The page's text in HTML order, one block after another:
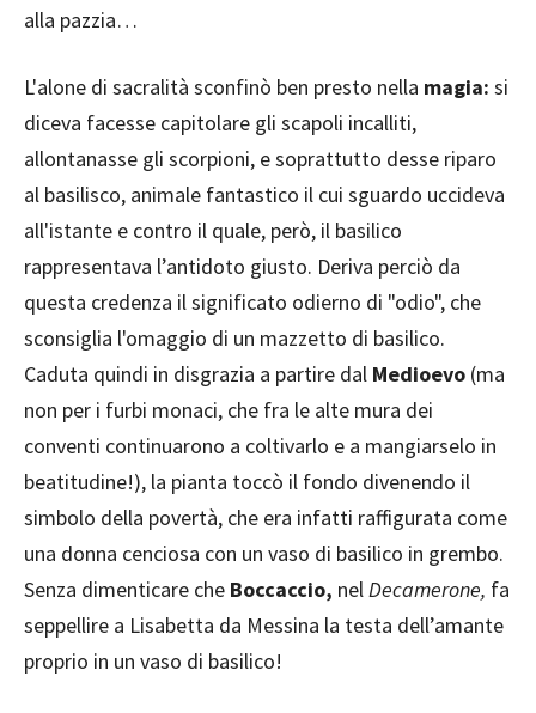
alla pazzia…
L'alone di sacralità sconfinò ben presto nella magia: si
diceva facesse capitolare gli scapoli incalliti,
allontanasse gli scorpioni, e soprattutto desse riparo
al basilisco, animale fantastico il cui sguardo uccideva
all'istante e contro il quale, però, il basilico
rappresentava l’antidoto giusto. Deriva perciò da
questa credenza il significato odierno di "odio", che
sconsiglia l'omaggio di un mazzetto di basilico.
Caduta quindi in disgrazia a partire dal Medioevo (ma
non per i furbi monaci, che fra le alte mura dei
conventi continuarono a coltivarlo e a mangiarselo in
beatitudine!), la pianta toccò il fondo divenendo il
simbolo della povertà, che era infatti raffigurata come
una donna cenciosa con un vaso di basilico in grembo.
Senza dimenticare che Boccaccio, nelDecamerone, fa
seppellire a Lisabetta da Messina la testa dell’amante
proprio in un vaso di basilico!